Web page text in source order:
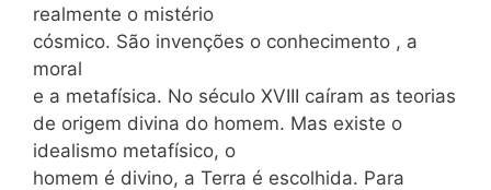
realmente o mistério
cósmico. São invenções o conhecimento , a
moral
e a metafísica. No século XVIII caíram as teorias
de origem divina do homem. Mas existe o
idealismo metafísico, o
homem é divino, a Terra é escolhida. Para